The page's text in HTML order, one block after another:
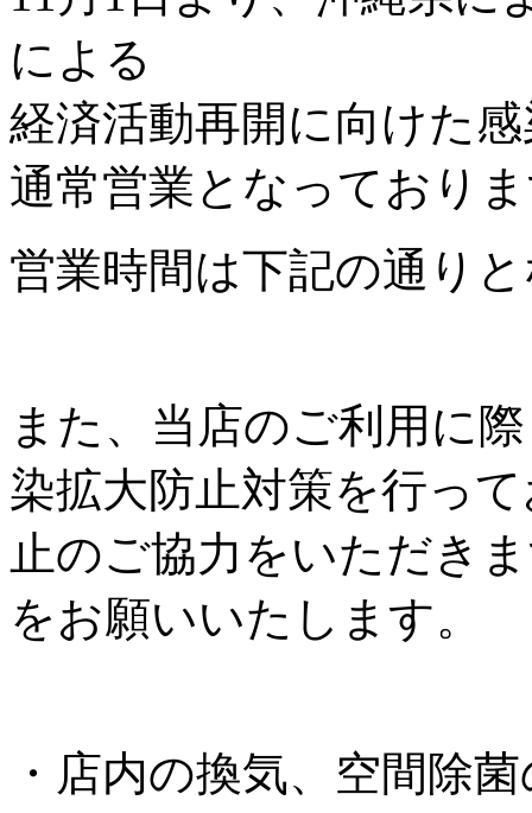
による
経済活動再開に向けた
通常営業となっており
営業時間は下記の通り
また、当店のご利用に
染拡大防止対策を行っ
止のご協力をいただき
をお願いいたします。
・店内の換気、空間除